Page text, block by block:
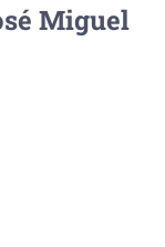
Miguel